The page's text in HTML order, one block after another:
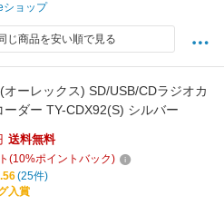
ショップ
じ商品を安い順で見る
ーレックス) SD/USB/CDラジオカ
ーダー TY-CDX92(S) シルバー
送料無料
(10%ポイントバック)
(25件)
入賞